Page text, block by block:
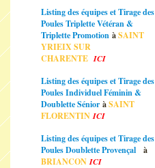
Listing des équipes et Tirage des
Poules Triplette Vétéran &
Triplette Promotion àSAINT
YRIEIX SUR
CHARENTEICI
Listing des équipes et Tirage des
Poules Individuel Féminin &
Doublette Sénior àSAINT
FLORENTINICI
Listing des équipes et Tirage des
Poules Doublette Provençal
à
BRIANCONICI